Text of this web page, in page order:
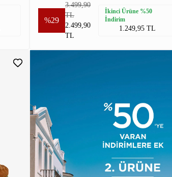
%29
3.499,90
TL
2.499,90
TL
İkinci Ürüne %50
İndirim
1.249,95 TL